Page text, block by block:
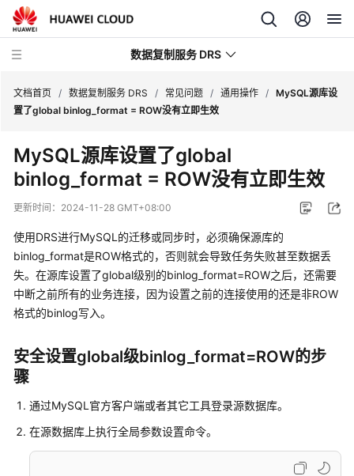
数据复制服务 DRS
新
动
产
品
介
绍
计
说
明
快
速
文档首页 / 数据复制服务 DRS / 常见问题 / 通用操作 / MySQL源库设
置了global binlog_format = ROW没有立即生效
MySQL源库设置了global
binlog_format = ROW没有立即生效
更新时间： 2024-11-28 GMT+08:00
使用DRS进行MySQL的迁移或同步时，必须确保源库的
binlog_format是ROW格式的，否则就会导致任务失败甚至数据丢
失。在源库设置了global级别的binlog_format=ROW之后，还需要
中断之前所有的业务连接，因为设置之前的连接使用的还是非ROW
格式的binlog写入。
安全设置global级binlog_format=ROW的步
骤
通过MySQL官方客户端或者其它工具登录源数据库。
在源数据库上执行全局参数设置命令。